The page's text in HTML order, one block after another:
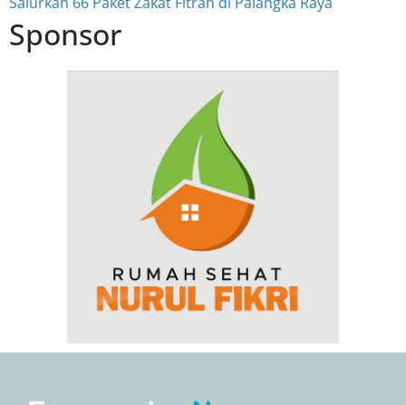
Sponsor